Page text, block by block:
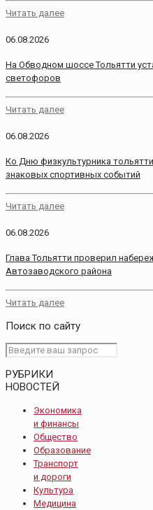
Читать далее
06.08.2026
На Обводном шоссе Тольятти
светофоров
Читать далее
06.08.2026
Ко Дню физкультурника
знаковых спортивных событий
Читать далее
06.08.2026
Глава Тольятти проверил
Автозаводского района
Читать далее
Поиск по сайту
РУБРИКИ
НОВОСТЕЙ
Экономика
и финансы
Общество
Образование
Транспорт
и дороги
Культура
Медицина